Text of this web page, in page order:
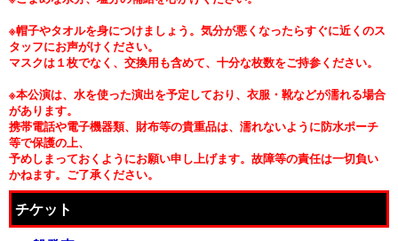
※帽子やタオルを身につけましょう。気分が悪くなったらすぐに近くのス
タッフにお声がけください。
マスクは１枚でなく、交換用も含めて、十分な枚数をご持参ください。
※本公演は、水を使った演出を予定しており、衣服・靴などが濡れる場合
があります。
携帯電話や電子機器類、財布等の貴重品は、濡れないように防水ポーチ
等で保護の上、
予めしまっておくようにお願い申し上げます。故障等の責任は一切負い
かねます。ご了承ください。
チケット